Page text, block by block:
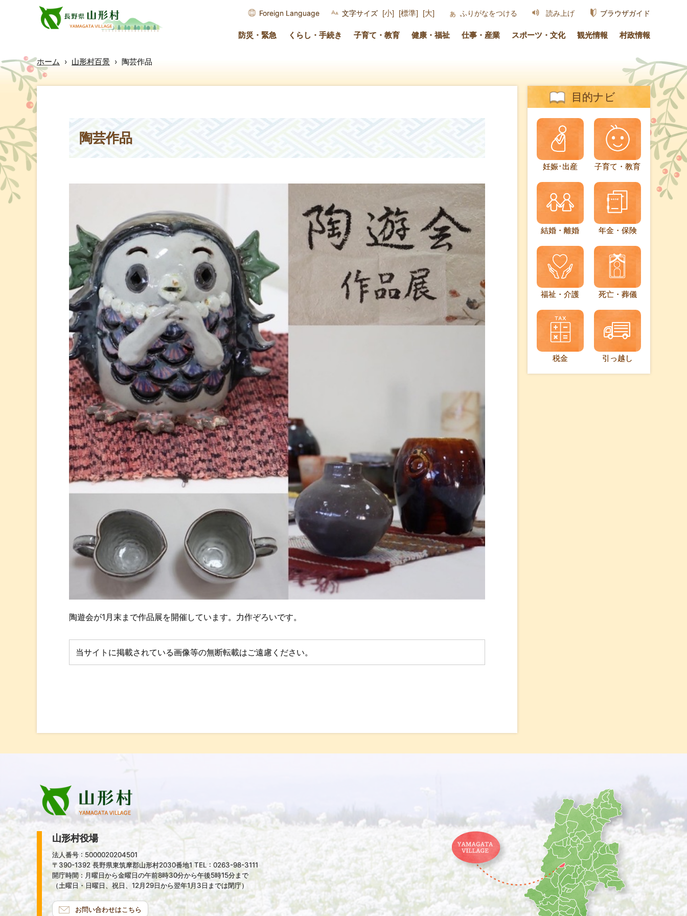
Foreign Language 文字サイズ [小] [標準] [大] ふりがなをつける 読み上げ ブラウザガイド
防災・緊急 くらし・手続き 子育て・教育 健康・福祉 仕事・産業 スポーツ・文化 観光情報 村政情報
ホーム › 山形村百景 › 陶芸作品
陶芸作品
陶遊会が1月末まで作品展を開催しています。力作ぞろいです。
当サイトに掲載されている画像等の無断転載はご遠慮ください。
目的ナビ
妊娠･出産 子育て・教育
結婚・離婚 年金・保険
福祉・介護 死亡・葬儀
税金 引っ越し
山形村役場
法人番号 : 5000020204501
〒390-1392 長野県東筑摩郡山形村2030番地1 TEL : 0263-98-3111
開庁時間 : 月曜日から金曜日の午前8時30分から午後5時15分まで
（土曜日・日曜日、祝日、12月29日から翌年1月3日までは閉庁）
お問い合わせはこちら